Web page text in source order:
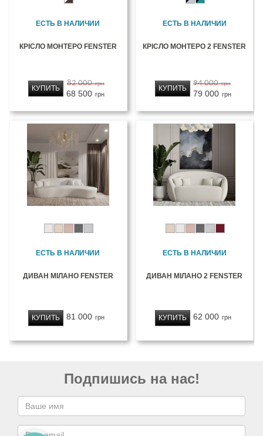
ЕСТЬ В НАЛИЧИИ
КРІСЛО МОНТЕРО FENSTER
82 000 грн
68 500 грн
КУПИТЬ
ЕСТЬ В НАЛИЧИИ
КРІСЛО МОНТЕРО 2 FENSTER
94 000 грн
79 000 грн
КУПИТЬ
ЕСТЬ В НАЛИЧИИ
ДИВАН МІЛАНО FENSTER
81 000 грн
КУПИТЬ
ЕСТЬ В НАЛИЧИИ
ДИВАН МІЛАНО 2 FENSTER
62 000 грн
КУПИТЬ
Подпишись на нас!